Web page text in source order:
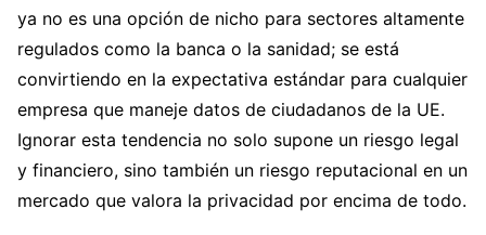
ya no es una opción de nicho para sectores altamente
regulados como la banca o la sanidad; se está
convirtiendo en la expectativa estándar para cualquier
empresa que maneje datos de ciudadanos de la UE.
Ignorar esta tendencia no solo supone un riesgo legal
y financiero, sino también un riesgo reputacional en un
mercado que valora la privacidad por encima de todo.